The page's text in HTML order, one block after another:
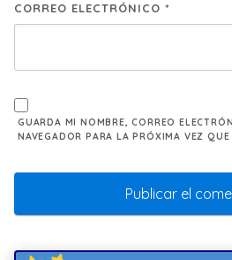
CORREO ELECTRÓNICO *
GUARDA MI NOMBRE, CORREO
NAVEGADOR PARA LA PRÓXIMA VEZ QUE